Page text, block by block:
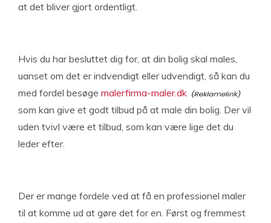
at det bliver gjort ordentligt.
Hvis du har besluttet dig for, at din bolig skal males,
uanset om det er indvendigt eller udvendigt, så kan du
med fordel besøge malerfirma-maler.dk
som kan give et godt tilbud på at male din bolig. Der vil
uden tvivl være et tilbud, som kan være lige det du
leder efter.
Der er mange fordele ved at få en professionel maler
til at komme ud at gøre det for en. Først og fremmest